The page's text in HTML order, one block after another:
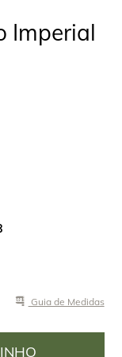
Imperial
Guia de Medidas